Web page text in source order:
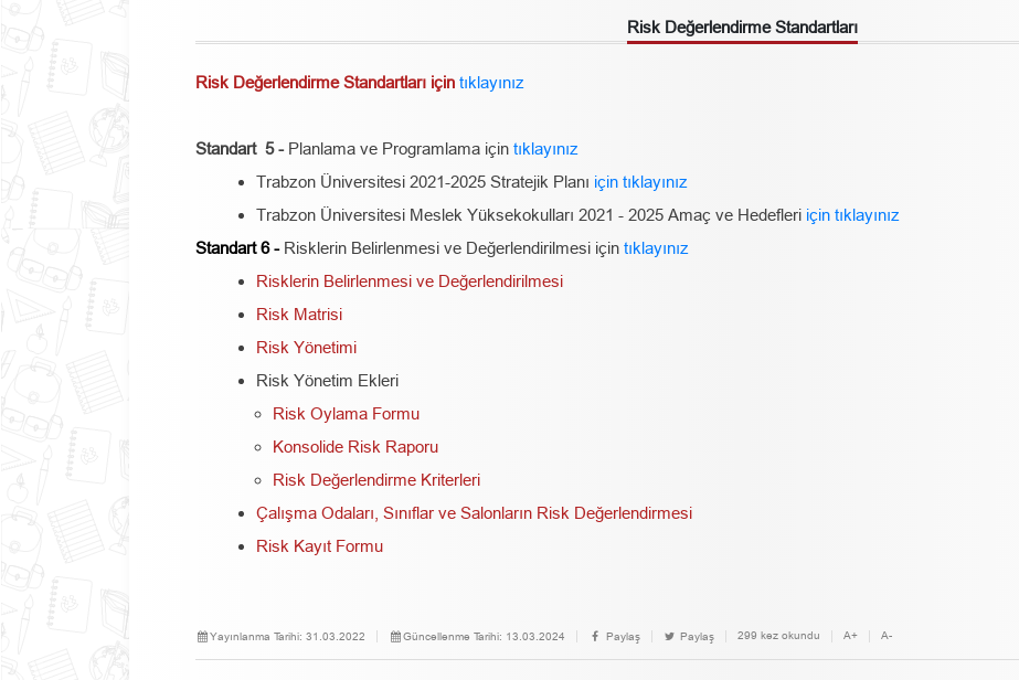
Risk Değerlendirme Standartları
Risk Değerlendirme Standartları için tıklayınız
Standart 5 -Planlama ve Programlama için tıklayınız
Trabzon Üniversitesi 2021-2025 Stratejik Planı için tıklayınız
Trabzon Üniversitesi Meslek Yüksekokulları 2021 - 2025 Amaç ve Hedefleri için tıklayınız
Standart 6 -Risklerin Belirlenmesi ve Değerlendirilmesi için tıklayınız
Risklerin Belirlenmesi ve Değerlendirilmesi
Risk Matrisi
Risk Yönetimi
Risk Yönetim Ekleri
Risk Oylama Formu
Konsolide Risk Raporu
Risk Değerlendirme Kriterleri
Çalışma Odaları, Sınıflar ve Salonların Risk Değerlendirmesi
Risk Kayıt Formu
Yayınlanma Tarihi: 31.03.2022 Güncellenme Tarihi: 13.03.2024 Paylaş Paylaş 299 kez okundu A+ A-